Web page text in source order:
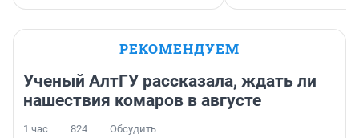
РЕКОМЕНДУЕМ
Ученый АлтГУ рассказала, ждать ли
нашествия комаров в августе
1 час 824 Обсудить